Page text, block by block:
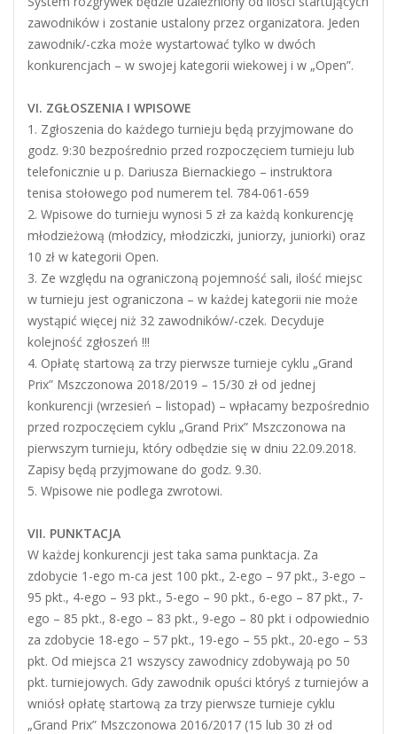
zawodników i zostanie ustalony przez organizatora. Jeden
zawodnik/-czka może wystartować tylko w dwóch
konkurencjach – w swojej kategorii wiekowej i w „Open”.
VI. ZGŁOSZENIA I WPISOWE
1. Zgłoszenia do każdego turnieju będą przyjmowane do
godz. 9:30 bezpośrednio przed rozpoczęciem turnieju lub
telefonicznie u p. Dariusza Biernackiego – instruktora
tenisa stołowego pod numerem tel. 784-061-659
2. Wpisowe do turnieju wynosi 5 zł za każdą konkurencję
młodzieżową (młodzicy, młodziczki, juniorzy, juniorki) oraz
10 zł w kategorii Open.
3. Ze względu na ograniczoną pojemność sali, ilość miejsc
w turnieju jest ograniczona – w każdej kategorii nie może
wystąpić więcej niż 32 zawodników/-czek. Decyduje
kolejność zgłoszeń !!!
4. Opłatę startową za trzy pierwsze turnieje cyklu „Grand
Prix” Mszczonowa 2018/2019 – 15/30 zł od jednej
konkurencji (wrzesień – listopad) – wpłacamy bezpośrednio
przed rozpoczęciem cyklu „Grand Prix” Mszczonowa na
pierwszym turnieju, który odbędzie się w dniu 22.09.2018.
Zapisy będą przyjmowane do godz. 9.30.
5. Wpisowe nie podlega zwrotowi.
VII. PUNKTACJA
W każdej konkurencji jest taka sama punktacja. Za
zdobycie 1-ego m-ca jest 100 pkt., 2-ego – 97 pkt., 3-ego –
95 pkt., 4-ego – 93 pkt., 5-ego – 90 pkt., 6-ego – 87 pkt., 7-
ego – 85 pkt., 8-ego – 83 pkt., 9-ego – 80 pkt i odpowiednio
za zdobycie 18-ego – 57 pkt., 19-ego – 55 pkt., 20-ego – 53
pkt. Od miejsca 21 wszyscy zawodnicy zdobywają po 50
pkt. turniejowych. Gdy zawodnik opuści któryś z turniejów a
wniósł opłatę startową za trzy pierwsze turnieje cyklu
„Grand Prix” Mszczonowa 2016/2017 (15 lub 30 zł od